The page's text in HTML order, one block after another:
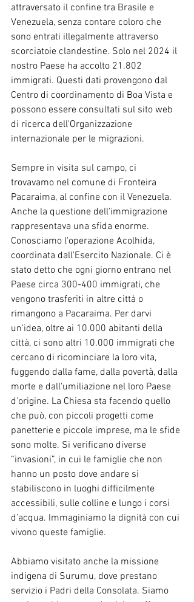
attraversato il confine tra Brasile e
Venezuela, senza contare coloro che
sono entrati illegalmente attraverso
scorciatoie clandestine. Solo nel 2024 il
nostro Paese ha accolto 21.802
immigrati. Questi dati provengono dal
Centro di coordinamento di Boa Vista e
possono essere consultati sul sito web
di ricerca dell'Organizzazione
internazionale per le migrazioni.
Sempre in visita sul campo, ci
trovavamo nel comune di Fronteira
Pacaraima, al confine con il Venezuela.
Anche la questione dell'immigrazione
rappresentava una sfida enorme.
Conosciamo l'operazione Acolhida,
coordinata dall'Esercito Nazionale. Ci è
stato detto che ogni giorno entrano nel
Paese circa 300-400 immigrati, che
vengono trasferiti in altre città o
rimangono a Pacaraima. Per darvi
un'idea, oltre ai 10.000 abitanti della
città, ci sono altri 10.000 immigrati che
cercano di ricominciare la loro vita,
fuggendo dalla fame, dalla povertà, dalla
morte e dall'umiliazione nel loro Paese
d'origine. La Chiesa sta facendo quello
che può, con piccoli progetti come
panetterie e piccole imprese, ma le sfide
sono molte. Si verificano diverse
“invasioni”, in cui le famiglie che non
hanno un posto dove andare si
stabiliscono in luoghi difficilmente
accessibili, sulle colline e lungo i corsi
d’acqua. Immaginiamo la dignità con cui
vivono queste famiglie.
Abbiamo visitato anche la missione
indigena di Surumu, dove prestano
servizio i Padri della Consolata. Siamo